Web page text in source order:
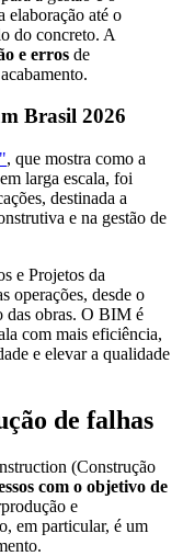
elaboração até o
do concreto. A
e erros de
Brasil 2026
, que mostra como a
larga escala, foi
destinada a
e na gestão de
e Projetos da
operações, desde o
das obras. O BIM é
com mais eficiência,
e elevar a qualidade
de falhas
(Construção
com o objetivo de
e
em particular, é um